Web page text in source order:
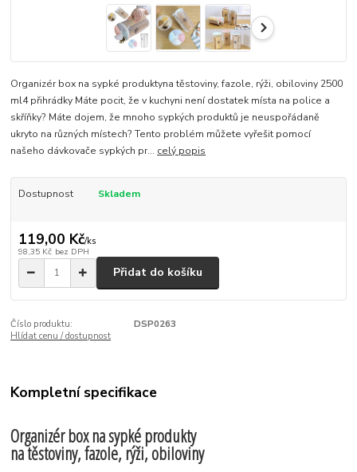
Organizér box na sypké produktyna těstoviny, fazole, rýži, obiloviny 2500
ml4 přihrádky Máte pocit, že v kuchyni není dostatek místa na police a
skříňky? Máte dojem, že mnoho sypkých produktů je neuspořádaně
ukryto na různých místech? Tento problém můžete vyřešit pomocí
našeho dávkovače sypkých pr... celý popis
Dostupnost Skladem
119,00 Kč/ks
98,35 Kč bez DPH
Přidat do košíku
Číslo produktu:
DSP0263
Hlídat cenu / dostupnost
Kompletní specifikace
Organizér box na sypké produkty
na těstoviny, fazole, rýži, obiloviny